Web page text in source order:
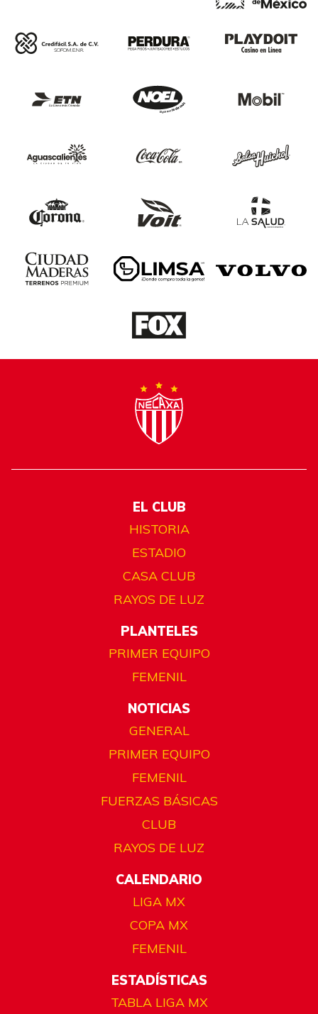
EL CLUB
HISTORIA
ESTADIO
CASA CLUB
RAYOS DE LUZ
PLANTELES
PRIMER EQUIPO
FEMENIL
NOTICIAS
GENERAL
PRIMER EQUIPO
FEMENIL
FUERZAS BÁSICAS
CLUB
RAYOS DE LUZ
CALENDARIO
LIGA MX
COPA MX
FEMENIL
ESTADÍSTICAS
TABLA LIGA MX